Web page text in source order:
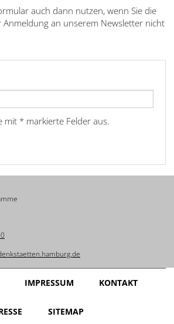
Italiano
Nederlands
Yкраїнський
עברית
語
auch dann nutzen, wenn Sie die
Anmeldung an unserem Newsletter nicht
mit * markierte Felder aus.
IMPRESSUM KONTAKT
SITEMAP